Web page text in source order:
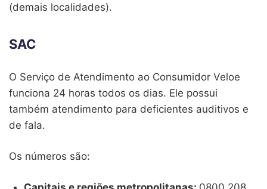
(demais localidades).
SAC
O Serviço de Atendimento ao Consumidor Veloe
funciona 24 horas todos os dias. Ele possui
também atendimento para deficientes auditivos e
de fala.
Os números são: